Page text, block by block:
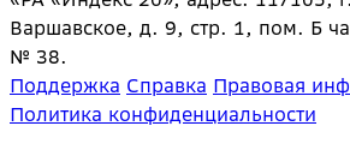
Варшавское, д. 9, стр. 1, пом. Б
№ 38.
Поддержка Справка Правовая
Политика конфиденциальности